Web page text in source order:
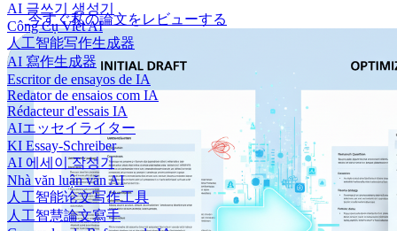
AI 글쓰기 생성기
Công Cụ Viết AI
人工智能写作生成器
AI 寫作生成器
Escritor de ensayos de IA
Redator de ensaios com IA
Rédacteur d'essais IA
AIエッセイライター
KI Essay-Schreiber
AI 에세이 작성기
Nhà văn luận văn AI
人工智能论文写作工具
人工智慧論文寫手
今すぐ私の論文をレビューする